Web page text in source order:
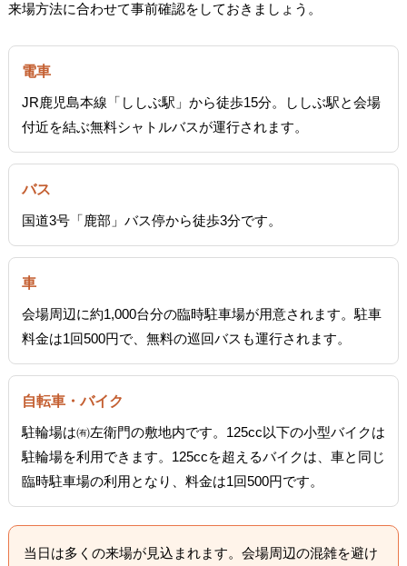
来場方法に合わせて事前確認をしておきましょう。
電車
JR鹿児島本線「ししぶ駅」から徒歩15分。ししぶ駅と会場
付近を結ぶ無料シャトルバスが運行されます。
バス
国道3号「鹿部」バス停から徒歩3分です。
車
会場周辺に約1,000台分の臨時駐車場が用意されます。駐車
料金は1回500円で、無料の巡回バスも運行されます。
自転車・バイク
駐輪場は㈲左衛門の敷地内です。125cc以下の小型バイクは
駐輪場を利用できます。125ccを超えるバイクは、車と同じ
臨時駐車場の利用となり、料金は1回500円です。
当日は多くの来場が見込まれます。会場周辺の混雑を避け